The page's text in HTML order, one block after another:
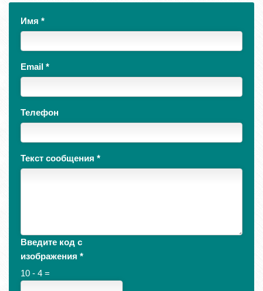
Имя *
Email *
Телефон
Текст сообщения *
Введите код с
изображения *
10 - 4 =